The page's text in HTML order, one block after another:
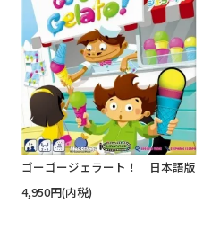
ゴーゴージェラート！ 日本語版
4,950円(内税)